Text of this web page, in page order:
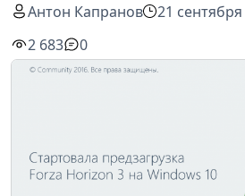
Антон Капранов
21
2 683
0